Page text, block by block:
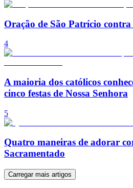
Oração de São Patrício contra
4
A maioria dos católicos
cinco festas de Nossa Senhora
5
Quatro maneiras de adorar
Sacramentado
Carregar mais artigos